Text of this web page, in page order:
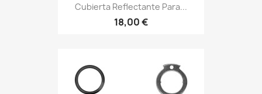
Cubierta Reflectante Para...
18,00 €